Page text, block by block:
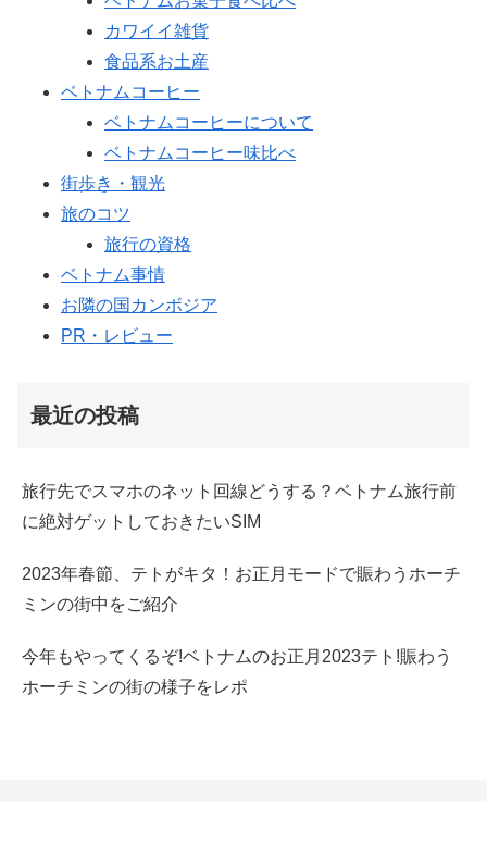
カワイイ雑貨
食品系お土産
ベトナムコーヒー
ベトナムコーヒーについて
ベトナムコーヒー味比べ
街歩き・観光
旅のコツ
旅行の資格
ベトナム事情
お隣の国カンボジア
PR・レビュー
最近の投稿
旅行先でスマホのネット回線どうする？ベトナム旅行前
に絶対ゲットしておきたいSIM
2023年春節、テトがキタ！お正月モードで賑わうホーチ
ミンの街中をご紹介
今年もやってくるぞ!ベトナムのお正月2023テト!賑わう
ホーチミンの街の様子をレポ